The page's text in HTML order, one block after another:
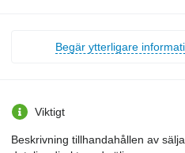
Begär ytterligare
Viktigt
Beskrivning tillhandahållen av